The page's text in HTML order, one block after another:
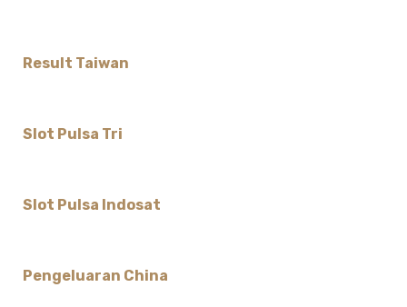
Result Taiwan
Slot Pulsa Tri
Slot Pulsa Indosat
Pengeluaran China